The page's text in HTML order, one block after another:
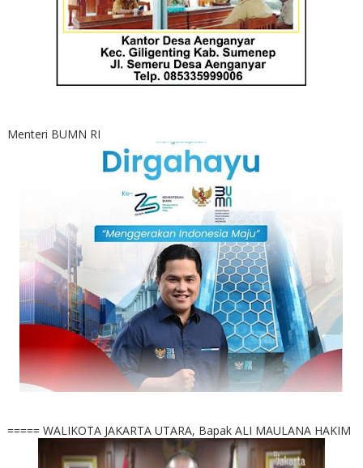
Menteri BUMN RI
===== WALIKOTA JAKARTA UTARA, Bapak ALI MAULANA HAKIM